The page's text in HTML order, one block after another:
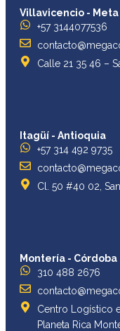
Villavicencio - Meta
+57 3144077536
Calle 21 35 46 –
Itagüí - Antioquia
+57 314 492 9735
Cl. 50 #40 02,
Montería - Córdoba
310 488 2676
Centro Logístico
Planeta Rica